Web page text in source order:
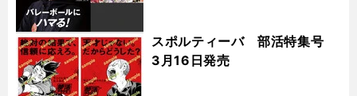
スポルティーバ 部活特集号
3月16日発売